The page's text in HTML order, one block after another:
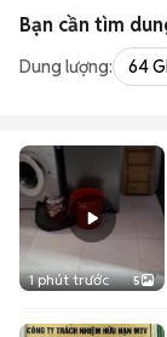
Bạn cần tìm
Dung lượng: 64
1 phút trước 5